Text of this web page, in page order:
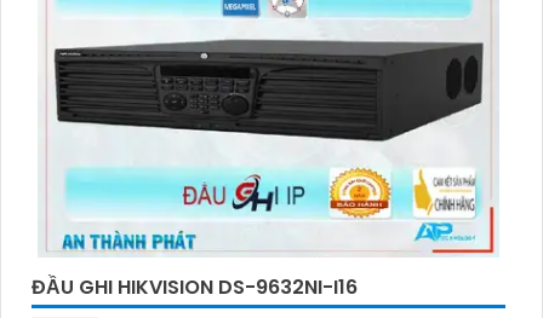
ĐẦU GHI HIKVISION DS-9632NI-I16